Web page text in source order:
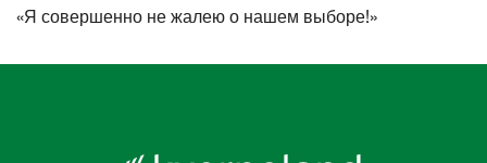
«Я совершенно не жалею о нашем выборе!»